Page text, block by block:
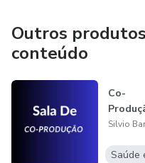
Outros
conteúdo
Co-
Silvio
Saúde